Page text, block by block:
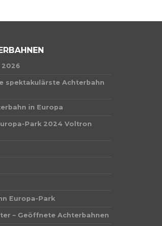
spektakulärste Achterbahn
in Europa
Park 2024 Voltron
Europa-Park
– Geöffnete Achterbahnen